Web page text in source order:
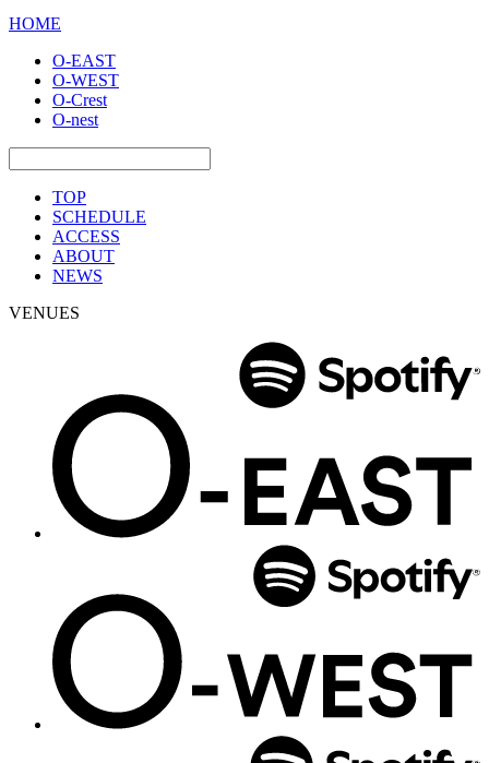
HOME
O-EAST
O-WEST
O-Crest
O-nest
TOP
SCHEDULE
ACCESS
ABOUT
NEWS
VENUES